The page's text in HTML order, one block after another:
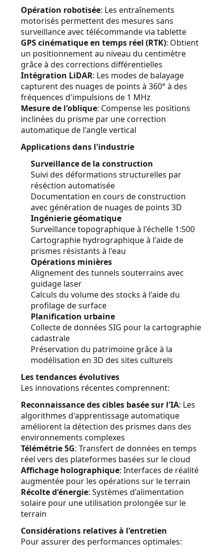
Opération robotisée: Les entraînements
motorisés permettent des mesures sans
surveillance avec télécommande via tablette
GPS cinématique en temps réel (RTK): Obtient
un positionnement au niveau du centimètre
grâce à des corrections différentielles
Intégration LiDAR: Les modes de balayage
capturent des nuages de points à 360° à des
fréquences d'impulsions de 1 MHz
Mesure de l'oblique: Compense les positions
inclinées du prisme par une correction
automatique de l'angle vertical
Applications dans l'industrie
Surveillance de la construction
Suivi des déformations structurelles par
réséction automatisée
Documentation en cours de construction
avec génération de nuages de points 3D
Ingénierie géomatique
Surveillance topographique à l'échelle 1:500
Cartographie hydrographique à l'aide de
prismes résistants à l'eau
Opérations minières
Alignement des tunnels souterrains avec
guidage laser
Calculs du volume des stocks à l'aide du
profilage de surface
Planification urbaine
Collecte de données SIG pour la cartographie
cadastrale
Préservation du patrimoine grâce à la
modélisation en 3D des sites culturels
Les tendances évolutives
Les innovations récentes comprennent:
Reconnaissance des cibles basée sur l'IA: Les
algorithmes d'apprentissage automatique
améliorent la détection des prismes dans des
environnements complexes
Télémétrie 5G: Transfert de données en temps
réel vers des plateformes basées sur le cloud
Affichage holographique: Interfaces de réalité
augmentée pour les opérations sur le terrain
Récolte d'énergie: Systèmes d'alimentation
solaire pour une utilisation prolongée sur le
terrain
Considérations relatives à l'entretien
Pour assurer des performances optimales: